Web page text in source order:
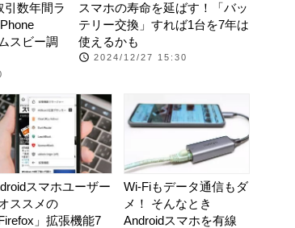
引数年間ラ
スビー調
スマホの寿命を延ばす！「バッ
テリー交換」すれば1台を7年は
使えるかも
2024/12/27 15:30
スマホユーザー
ススメの
Firefox」拡張機能7
Wi-Fiもデータ通信もダ
メ！ そんなとき
Androidスマホを有線